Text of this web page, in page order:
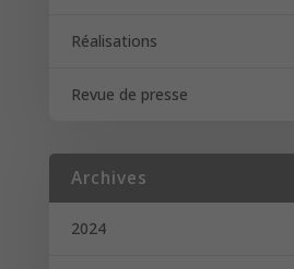
Réalisations
Revue de presse
Archives
2024